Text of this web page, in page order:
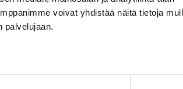
voivat yhdistää näitä tietoja
palvelujaan.